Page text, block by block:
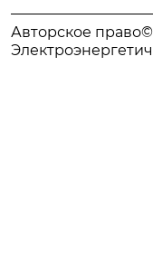
Авторское